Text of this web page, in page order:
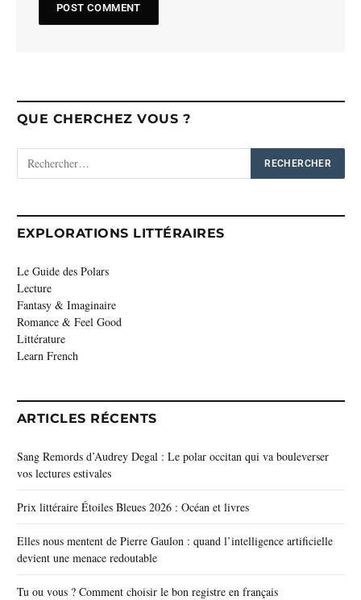
QUE CHERCHEZ VOUS ?
EXPLORATIONS LITTÉRAIRES
Le Guide des Polars
Lecture
Fantasy & Imaginaire
Romance & Feel Good
Littérature
Learn French
ARTICLES RÉCENTS
Sang Remords d’Audrey Degal : Le polar occitan qui va bouleverser
vos lectures estivales
Prix littéraire Étoiles Bleues 2026 : Océan et livres
Elles nous mentent de Pierre Gaulon : quand l’intelligence artificielle
devient une menace redoutable
Tu ou vous ? Comment choisir le bon registre en français